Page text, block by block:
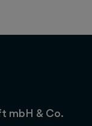
mbH & Co.